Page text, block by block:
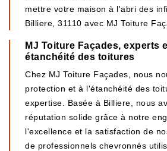
mettre votre maison à l'abri des
Billiere, 31110 avec MJ Toiture
MJ Toiture Façades, experts
étanchéité des toitures
Chez MJ Toiture Façades, nous
protection et à l'étanchéité des
expertise. Basée à Billiere, nous
réputation solide grâce à notre
l'excellence et la satisfaction de
de professionnels chevronnés